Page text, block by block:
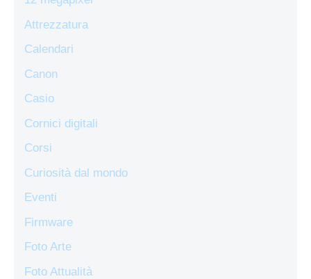
Attrezzatura
Calendari
Canon
Casio
Cornici digitali
Corsi
Curiosità dal mondo
Eventi
Firmware
Foto Arte
Foto Attualità